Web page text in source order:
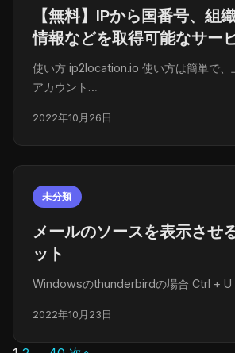
【無料】IPから国番号、組
情報などを取得可能なサー
使い方 ip2location.io 使い方は簡単で、
アカウント…
2022年10月26日
未分類
メールのソースを表示させ
ット
Windowsのthunderbirdの場合 Ctrl +
2022年10月23日